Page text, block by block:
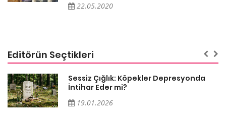
22.05.2020
Editörün Seçtikleri
Sessiz Çığlık: Köpekler Depresyonda
İntihar Eder mi?
19.01.2026